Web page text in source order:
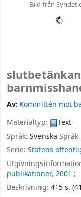
Bild från
Av: Kommittén mot
Materialtyp:
Text
Språk: Svenska
Serie: Statens
publikationer, 2001 ;
Beskrivning: 415 s.